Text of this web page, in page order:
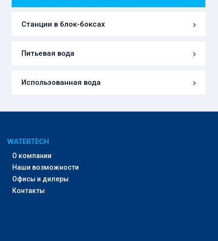
Станции в блок-боксах
Питьевая вода
Использованная вода
WATERTECH
О компании
Наши возможности
Офисы и дилеры
Контакты